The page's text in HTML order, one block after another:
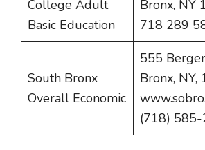
College Adult
Basic Education
Bronx, NY
718 289
South Bronx
Overall Economic
555
Bronx, NY,
(718)